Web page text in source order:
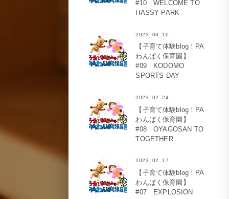
#10 WELCOME TO
HASSY PARK
2023_03_10
【子育て体験blog！PA
わんぱく保育園】
#09 KODOMO
SPORTS DAY
2023_02_24
【子育て体験blog！PA
わんぱく保育園】
#08 OYAGOSAN TO
TOGETHER
2023_02_17
【子育て体験blog！PA
わんぱく保育園】
#07 EXPLOSION